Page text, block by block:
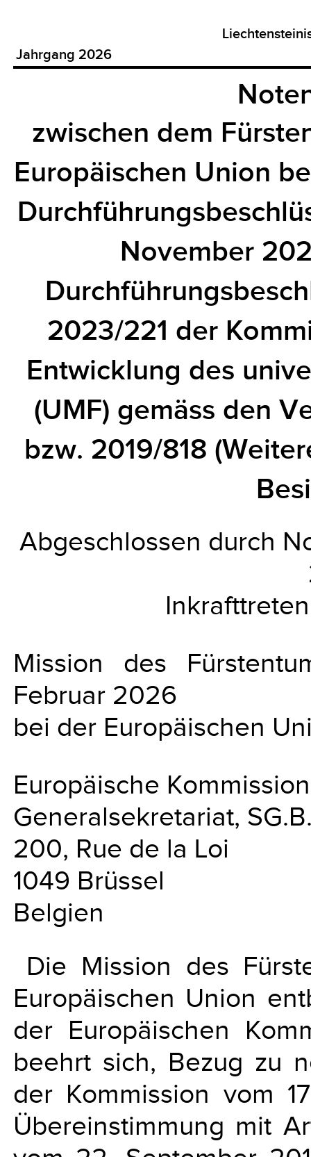
Jahrgang 2026
zwischen dem
Europäischen Union
November
2023/221 der
Entwicklung des
(UMF) gemäss den
bzw. 2019/818
Abgeschlossen durch
Mission des
Februar 2026
bei der Europäischen
Europäische Kommission
Generalsekretariat,
200, Rue de la Loi
1049 Brüssel
Belgien
Die Mission des
Europäischen Union
der Europäischen
beehrt sich, Bezug zu
der Kommission vom
Übereinstimmung mit